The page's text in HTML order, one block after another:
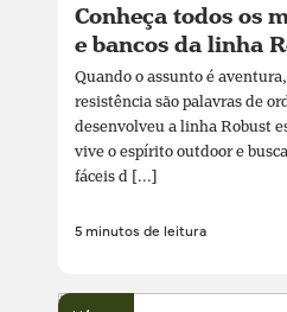
Conheça todos os
e bancos da linha
Quando o assunto é
resistência são palavras de
desenvolveu a linha Robust
vive o espírito outdoor e
fáceis d [...]
5 minutos de leitura